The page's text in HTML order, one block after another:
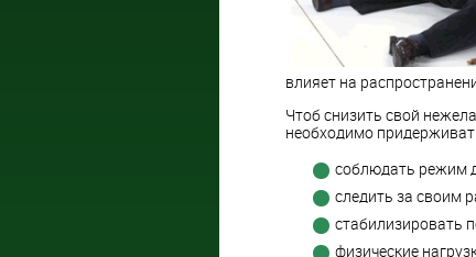
влияет на
Чтоб снизить свой
необходимо
соблюдать режим
следить за своим
стабилизировать
физические